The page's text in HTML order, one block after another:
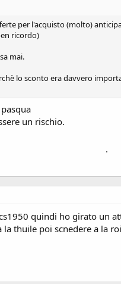
per l'acquisto (molto)
ricordo)
mai.
lo sconto era davvero
un rischio.
.
quindi ho girato un
thuile poi scnedere a la